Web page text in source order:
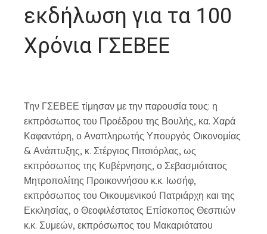
εκδήλωση για τα 100
Χρόνια ΓΣΕΒΕΕ
Την ΓΣΕΒΕΕ τίμησαν με την παρουσία τους: η
εκπρόσωπος του Προέδρου της Βουλής, κα. Χαρά
Καφαντάρη, ο Αναπληρωτής Υπουργός Οικονομίας
& Ανάπτυξης, κ. Στέργιος Πιτσιόρλας, ως
εκπρόσωπος της Κυβέρνησης, ο Σεβασμιότατος
Μητροπολίτης Προικοννήσου κ.κ. Ιωσήφ,
εκπρόσωπος του Οικουμενικού Πατριάρχη και της
Εκκλησίας, ο Θεοφιλέστατος Επίσκοπος Θεσπιών
κ.κ. Συμεών, εκπρόσωπος του Μακαριότατου